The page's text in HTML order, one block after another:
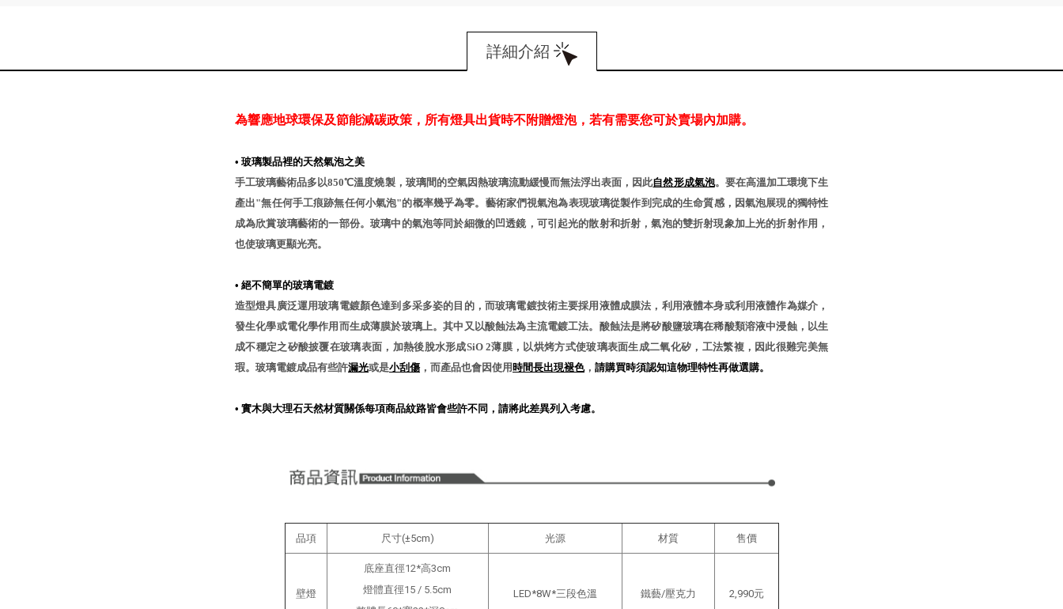
詳細介紹
為響應地球環保及節能減碳政策，所有燈具出貨時不附贈燈泡，若有需要您可於賣場內加購。
• 玻璃製品裡的天然氣泡之美
手工玻璃藝術品多以850℃溫度燒製，玻璃間的空氣因熱玻璃流動緩慢而無法浮出表面，因此自然形成氣泡。要在高溫加工環境下生
產出"無任何手工痕跡無任何小氣泡"的概率幾乎為零。藝術家們視氣泡為表現玻璃從製作到完成的生命質感，因氣泡展現的獨特性
成為欣賞玻璃藝術的一部份。玻璃中的氣泡等同於細微的凹透鏡，可引起光的散射和折射，氣泡的雙折射現象加上光的折射作用，
也使玻璃更顯光亮。
• 絕不簡單的玻璃電鍍
造型燈具廣泛運用玻璃電鍍顏色達到多采多姿的目的，而玻璃電鍍技術主要採用液體成膜法，利用液體本身或利用液體作為媒介，
發生化學或電化學作用而生成薄膜於玻璃上。其中又以酸蝕法為主流電鍍工法。酸蝕法是將矽酸鹽玻璃在稀酸類溶液中浸蝕，以生
成不穩定之矽酸披覆在玻璃表面，加熱後脫水形成SiO 2薄膜，以烘烤方式使玻璃表面生成二氧化矽，工法繁複，因此很難完美無
瑕。玻璃電鍍成品有些許漏光或是小刮傷 ，而產品也會因使用時間長出現褪色， 請購買時須認知這物理特性再做選購。
• 實木與大理石天然材質關係每項商品紋路皆會些許不同，請將此差異列入考慮。
品項 尺寸(±5cm) 光源 材質 售價
壁燈
底座直徑12*高3cm
燈體直徑15 / 5.5cm
LED*8W*三段色溫 鐵藝/壓克力 2,990元